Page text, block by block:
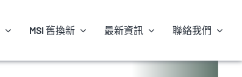
MSI 舊換新 最新資訊 聯絡我們